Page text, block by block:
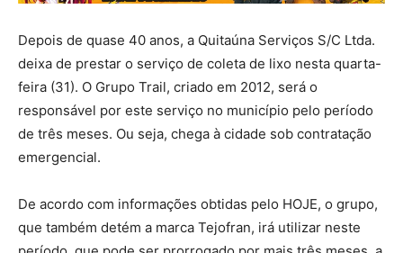
Depois de quase 40 anos, a Quitaúna Serviços S/C Ltda.
deixa de prestar o serviço de coleta de lixo nesta quarta-
feira (31). O Grupo Trail, criado em 2012, será o
responsável por este serviço no município pelo período
de três meses. Ou seja, chega à cidade sob contratação
emergencial.
De acordo com informações obtidas pelo HOJE, o grupo,
que também detém a marca Tejofran, irá utilizar neste